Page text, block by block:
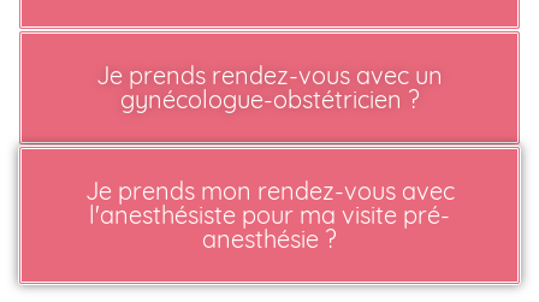
Je prends rendez-vous avec un
gynécologue-obstétricien ?
Je prends mon rendez-vous avec
l'anesthésiste pour ma visite pré-
anesthésie ?